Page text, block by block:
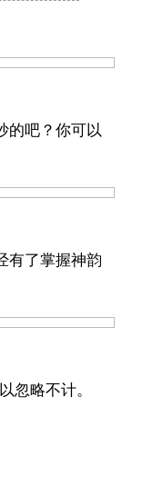
的吧？你可以
有了掌握神韵
忽略不计。